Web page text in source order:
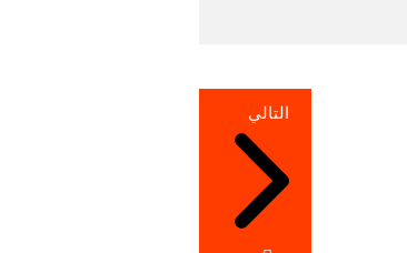
التالي